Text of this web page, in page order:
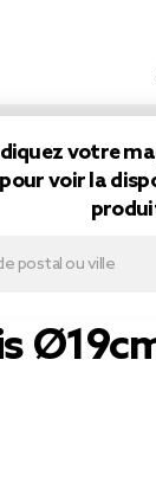
votre
pour voir la